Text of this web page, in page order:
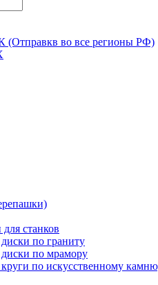
(Отправкв во все регионы РФ)
станков
по граниту
по мрамору
по искусственному